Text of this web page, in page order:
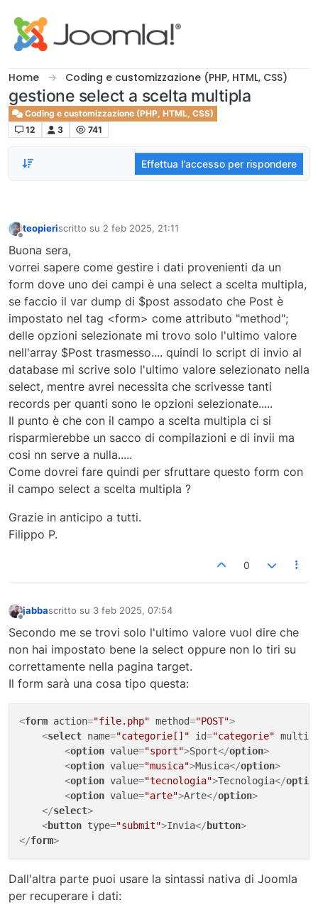
Home Coding e customizzazione (PHP, HTML, CSS)
gestione select a scelta multipla
Coding e customizzazione (PHP, HTML, CSS)
12
3 741
Effettua l'accesso per rispondere
teopieriscritto su 2 feb 2025, 21:11
ultima modifica di
Buona sera,
vorrei sapere come gestire i dati provenienti da un
form dove uno dei campi è una select a scelta multipla,
se faccio il var dump di $post assodato che Post è
impostato nel tag <form> come attributo "method";
delle opzioni selezionate mi trovo solo l'ultimo valore
nell'array $Post trasmesso.... quindi lo script di invio al
database mi scrive solo l'ultimo valore selezionato nella
select, mentre avrei necessita che scrivesse tanti
records per quanti sono le opzioni selezionate.....
Il punto è che con il campo a scelta multipla ci si
risparmierebbe un sacco di compilazioni e di invii ma
cosi nn serve a nulla.....
Come dovrei fare quindi per sfruttare questo form con
il campo select a scelta multipla ?
Grazie in anticipo a tutti.
Filippo P.
0
jabbascritto su 3 feb 2025, 07:54
ultima modifica di
Secondo me se trovi solo l'ultimo valore vuol dire che
non hai impostato bene la select oppure non lo tiri su
correttamente nella pagina target.
Il form sarà una cosa tipo questa:
<form action="file.php" method="POST">
<select name="categorie[]" id="categorie"
<option value="sport">Sport</option>
<option value="musica">Musica</option>
<option value="tecnologia">Tecnologia</
<option value="arte">Arte</option>
</select>
<button type="submit">Invia</ button>
</form>
Dall'altra parte puoi usare la sintassi nativa di Joomla
per recuperare i dati: